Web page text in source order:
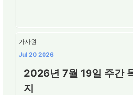
가사원
Jul 20 2026
2026년 7월 19일 주간
지